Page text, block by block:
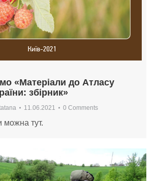
«Матеріали до Атласу
збірник»
11.06.2021 0 Comments
можна тут.